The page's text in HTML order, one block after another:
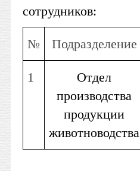
сотрудников:
№ Подразделение
1
Отдел
производства
продукции
животноводства